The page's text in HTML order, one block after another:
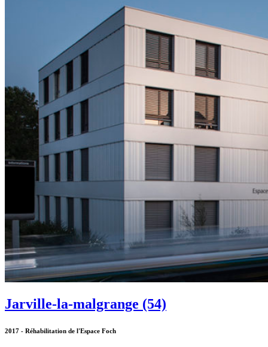
Jarville-la-malgrange (54)
2017 - Réhabilitation de l'Espace Foch